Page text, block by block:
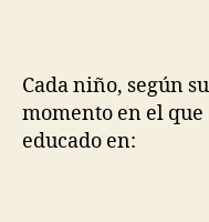
Cada niño, según
momento en el que
educado en: